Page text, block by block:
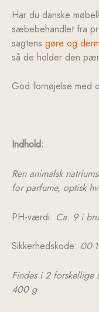
Har du danske
sæbebehandlet fra
sagtens gøre og
så de holder den
God fornøjelse med
Indhold:
Ren animalsk
for parfume, optisk
PH-værdi: Ca. 9 i
Sikkerhedskode: 00-1
Findes i 2 forskellige
400 g